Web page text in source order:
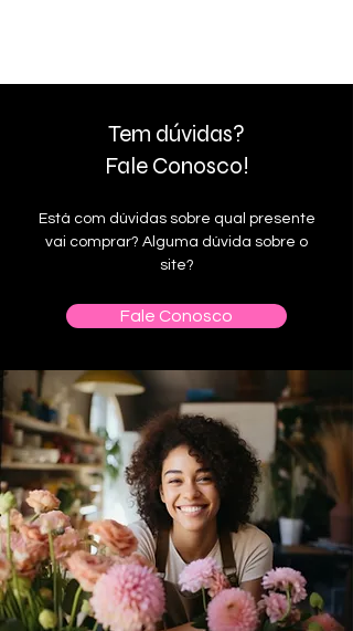
Tem dúvidas?
Fale Conosco!
Está com dúvidas sobre qual presente
vai comprar? Alguma dúvida sobre o
site?
Fale Conosco